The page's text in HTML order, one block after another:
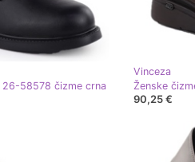
26-58578 čizme crna
Vinceza
90,25 €